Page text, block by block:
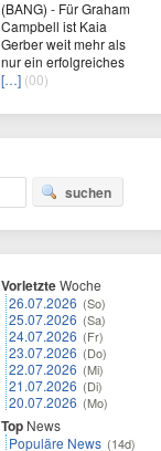
(BANG) - Für Graham
Campbell ist Kaia
Gerber weit mehr als
nur ein erfolgreiches
[…] (00)
suchen
VorletzteWoche
26.07.2026 (So)
25.07.2026 (Sa)
24.07.2026 (Fr)
23.07.2026 (Do)
22.07.2026 (Mi)
21.07.2026 (Di)
20.07.2026 (Mo)
Top News
Populäre News (14d)